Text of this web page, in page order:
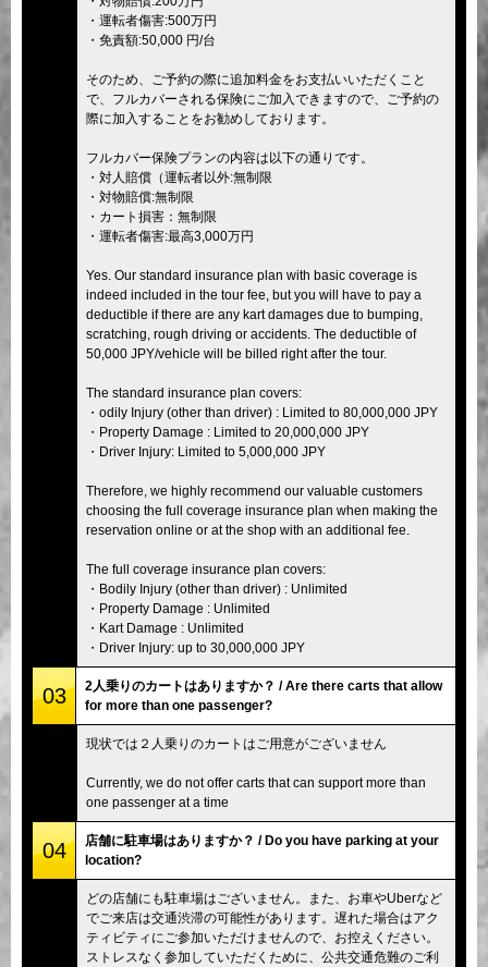
・運転者傷害:500万円
・免責額:50,000 円/台
そのため、ご予約の際に追加料金をお支払いいただくこと
で、フルカバーされる保険にご加入できますので、ご予約の
際に加入することをお勧めしております。
フルカバー保険プランの内容は以下の通りです。
・対人賠償（運転者以外:無制限
・対物賠償:無制限
・カート損害：無制限
・運転者傷害:最高3,000万円
Yes. Our standard insurance plan with basic coverage is
indeed included in the tour fee, but you will have to pay a
deductible if there are any kart damages due to bumping,
scratching, rough driving or accidents. The deductible of
50,000 JPY/vehicle will be billed right after the tour.
The standard insurance plan covers:
・odily Injury (other than driver) : Limited to 80,000,000 JPY
・Property Damage : Limited to 20,000,000 JPY
・Driver Injury: Limited to 5,000,000 JPY
Therefore, we highly recommend our valuable customers
choosing the full coverage insurance plan when making the
reservation online or at the shop with an additional fee.
The full coverage insurance plan covers:
・Bodily Injury (other than driver) : Unlimited
・Property Damage : Unlimited
・Kart Damage : Unlimited
・Driver Injury: up to 30,000,000 JPY
03
2人乗りのカートはありますか？ / Are there carts that allow
for more than one passenger?
現状では２人乗りのカートはご用意がございません
Currently, we do not offer carts that can support more than
one passenger at a time
04
店舗に駐車場はありますか？ / Do you have parking at your
location?
どの店舗にも駐車場はございません。また、お車やUberなど
でご来店は交通渋滞の可能性があります。遅れた場合はアク
ティビティにご参加いただけませんので、お控えください。
ストレスなく参加していただくために、公共交通危難のご利